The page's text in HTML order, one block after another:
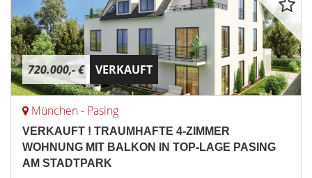
720.000,- € VERKAUFT
München - Pasing
VERKAUFT ! TRAUMHAFTE 4-ZIMMER
WOHNUNG MIT BALKON IN TOP-LAGE PASING
AM STADTPARK